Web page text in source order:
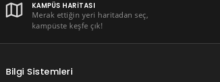
KAMPÜS HARITASI
Merak ettiğin yeri haritadan seç,
kampüste keşfe çık!
Bilgi Sistemleri